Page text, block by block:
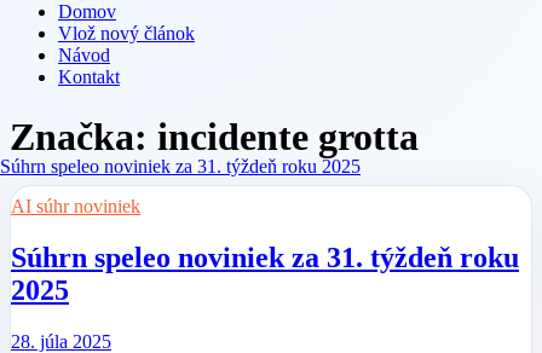
Domov
Vlož nový článok
Návod
Kontakt
Značka: incidente grotta
AI súhr noviniek
Súhrn speleo noviniek za 31. týždeň roku
2025
28. júla 2025